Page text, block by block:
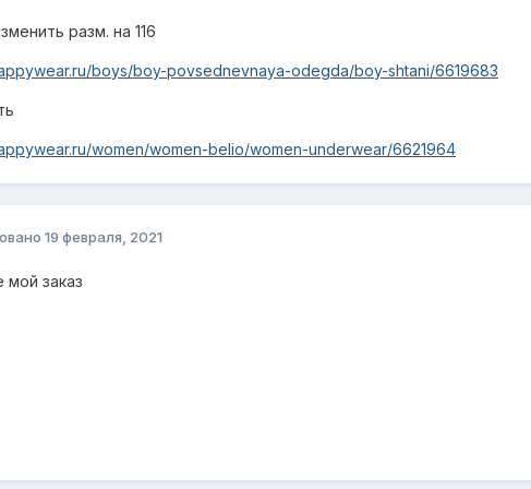
разм. на 116
boys/boy-povsednevnaya-odegda/boy-shtani/6619683
women/women-belio/women-underwear/6621964
19 февраля, 2021
мой заказ